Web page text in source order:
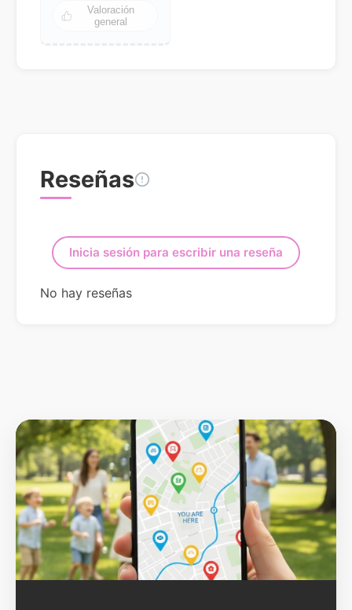
Valoración
general
Reseñas
Inicia sesión para escribir una reseña
No hay reseñas